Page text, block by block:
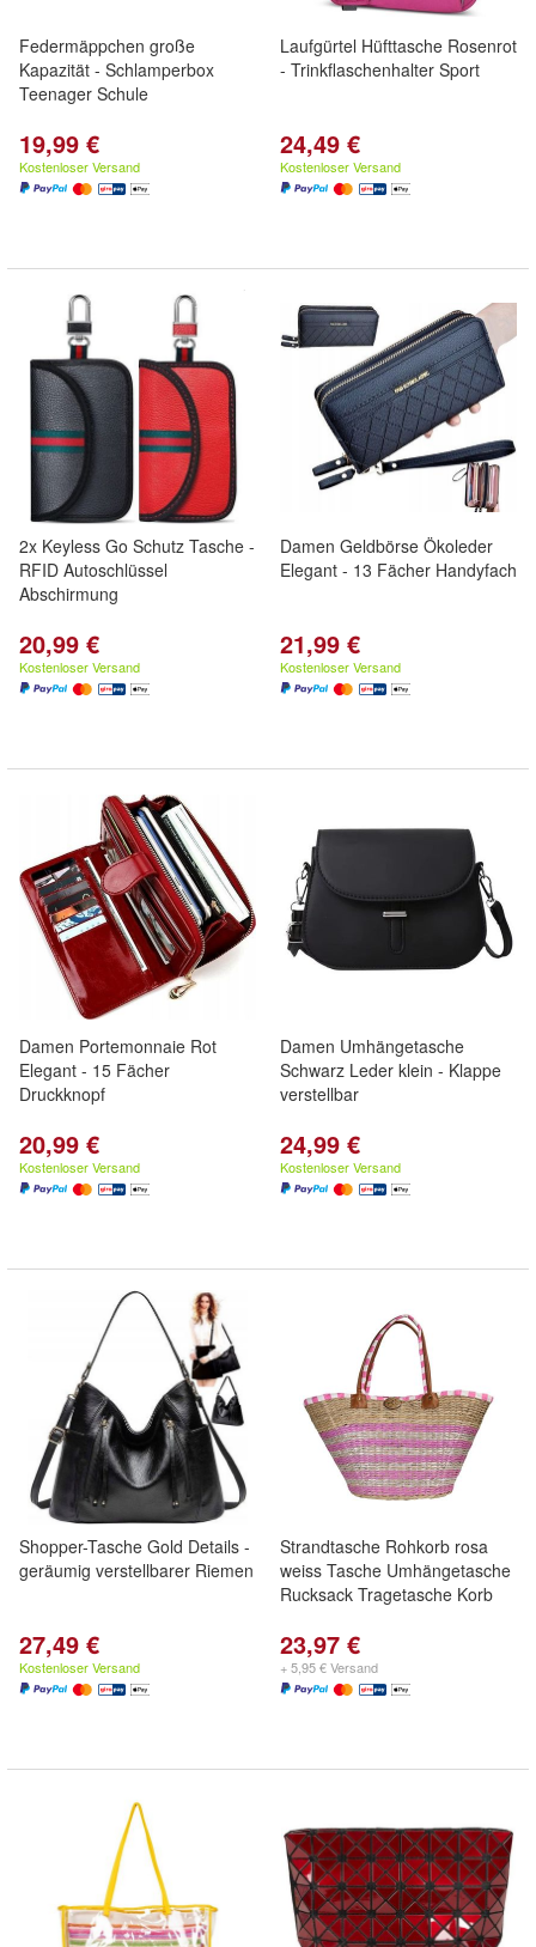
Federmäppchen große
Kapazität - Schlamperbox
Teenager Schule
19,99 €
Kostenloser Versand
Laufgürtel Hüfttasche Rosenrot
- Trinkflaschenhalter Sport
24,49 €
Kostenloser Versand
2x Keyless Go Schutz Tasche -
RFID Autoschlüssel
Abschirmung
20,99 €
Kostenloser Versand
Damen Geldbörse Ökoleder
Elegant - 13 Fächer Handyfach
21,99 €
Kostenloser Versand
Damen Portemonnaie Rot
Elegant - 15 Fächer
Druckknopf
20,99 €
Kostenloser Versand
Damen Umhängetasche
Schwarz Leder klein - Klappe
verstellbar
24,99 €
Kostenloser Versand
Shopper-Tasche Gold Details -
geräumig verstellbarer Riemen
27,49 €
Kostenloser Versand
Strandtasche Rohkorb rosa
weiss Tasche Umhängetasche
Rucksack Tragetasche Korb
23,97 €
+ 5,95 € Versand